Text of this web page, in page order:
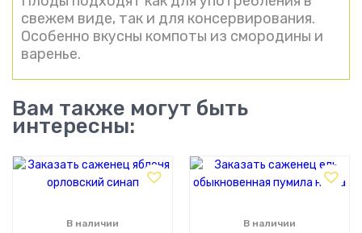
свежем виде, так и для консервирования.
Особенно вкусны компоты из смородины и
варенье.
Вам также могут быть
интересны:
В наличии В наличии